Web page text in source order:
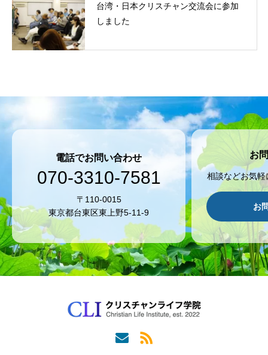
台湾・日本クリスチャン交流会に参加
しました
電話でお問い合わせ
070-3310-7581
〒110-0015
東京都台東区東上野5-11-9
お
相談などお気
お